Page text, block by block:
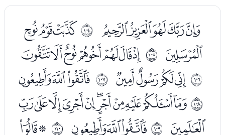
ﯪﯫﯬﯭﯮ ﱧﯰﯱﯲ
ﯳ ﱨﯵﯶﯷﯸﯹﯺﯻ
ﱩﯽﯾﯿﰀ ﱪ ﰂﰃﰄ
ﱫﰆﰇﰈﰉﰊﰋﰌﰍﰎﰏﰐ
ﰑ ﱬﰓﰔﰕ ﱭ ﰗﰘ